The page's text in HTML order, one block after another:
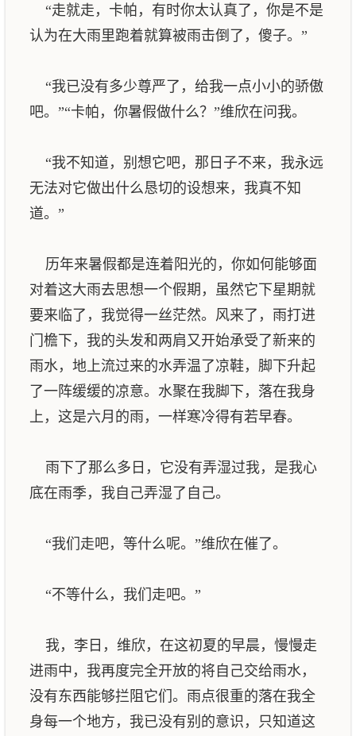
“走就走，卡帕，有时你太认真了，你是不是
认为在大雨里跑着就算被雨击倒了，傻子。”
“我已没有多少尊严了，给我一点小小的骄傲
吧。”“卡帕，你暑假做什么？”维欣在问我。
“我不知道，别想它吧，那日子不来，我永远
无法对它做出什么恳切的设想来，我真不知
道。”
历年来暑假都是连着阳光的，你如何能够面
对着这大雨去思想一个假期，虽然它下星期就
要来临了，我觉得一丝茫然。风来了，雨打进
门檐下，我的头发和两肩又开始承受了新来的
雨水，地上流过来的水弄温了凉鞋，脚下升起
了一阵缓缓的凉意。水聚在我脚下，落在我身
上，这是六月的雨，一样寒冷得有若早春。
雨下了那么多日，它没有弄湿过我，是我心
底在雨季，我自己弄湿了自己。
“我们走吧，等什么呢。”维欣在催了。
“不等什么，我们走吧。”
我，李日，维欣，在这初夏的早晨，慢慢走
进雨中，我再度完全开放的将自己交给雨水，
没有东西能够拦阻它们。雨点很重的落在我全
身每一个地方，我已没有别的意识，只知道这